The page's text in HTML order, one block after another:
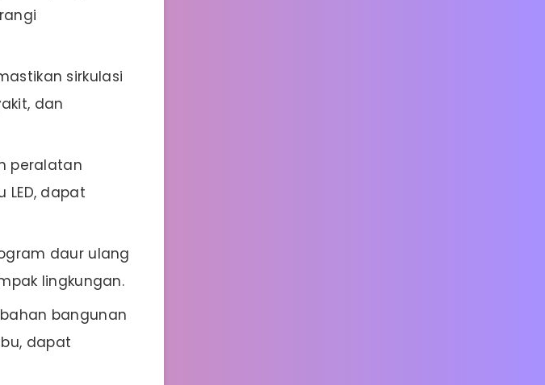
sirkulasi
dan
peralatan
dapat
daur ulang
lingkungan.
bangunan
dapat